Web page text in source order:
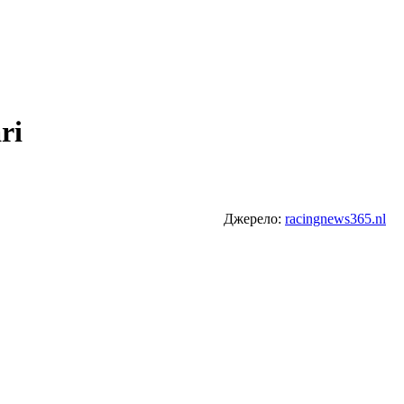
Джерело: racingnews365.nl